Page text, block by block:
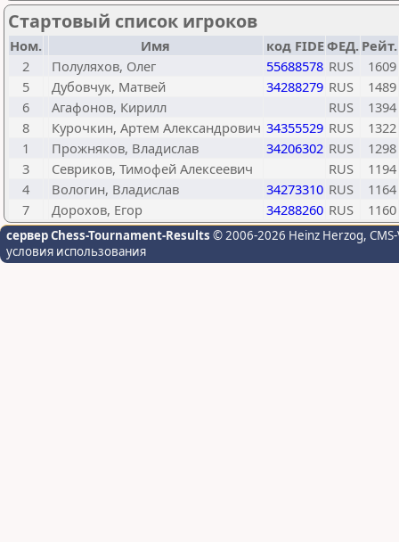
Стартовый список игроков
Ном. Имя код FIDEФЕД. Рейт.
2
Полуляхов, Олег 55688578 RUS
1609
5
Дубовчук, Матвей 34288279 RUS
1489
6
Агафонов, Кирилл RUS
1394
8
Курочкин, Артем Александрович 34355529 RUS
1322
1
Прожняков, Владислав 34206302 RUS
1298
3
Севриков, Тимофей Алексеевич RUS
1194
4
Вологин, Владислав 34273310 RUS
1164
7
Дорохов, Егор 34288260 RUS 1160
сервер Chess-Tournament-Results © 2006-2026 Heinz Herzog,
условия использования